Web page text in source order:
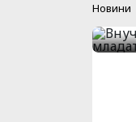
Новини